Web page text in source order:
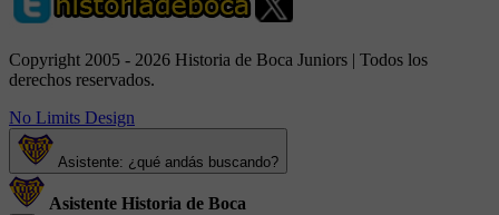
Copyright 2005 - 2026 Historia de Boca Juniors | Todos los
derechos reservados.
No Limits Design
Asistente: ¿qué andás buscando?
Asistente Historia de Boca